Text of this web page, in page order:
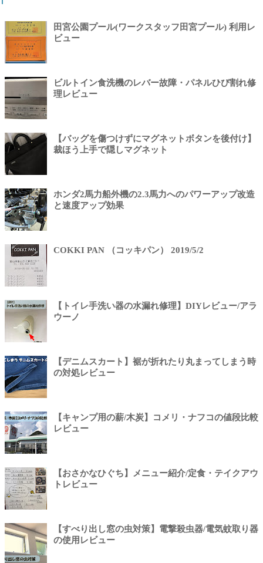
田宮公園プール(ワークスタッフ田宮プール) 利用レ
ビュー
ビルトイン食洗機のレバー故障・パネルひび割れ修
理レビュー
【バッグを傷つけずにマグネットボタンを後付け】
裁ほう上手で隠しマグネット
ホンダ2馬力船外機の2.3馬力へのパワーアップ改造
と速度アップ効果
COKKI PAN （コッキパン） 2019/5/2
【トイレ手洗い器の水漏れ修理】DIYレビュー/アラ
ウーノ
【デニムスカート】裾が折れたり丸まってしまう時
の対処レビュー
【キャンプ用の薪/木炭】コメリ・ナフコの値段比較
レビュー
【おさかなひぐち】メニュー紹介/定食・テイクアウ
トレビュー
【すべり出し窓の虫対策】電撃殺虫器/電気蚊取り器
の使用レビュー